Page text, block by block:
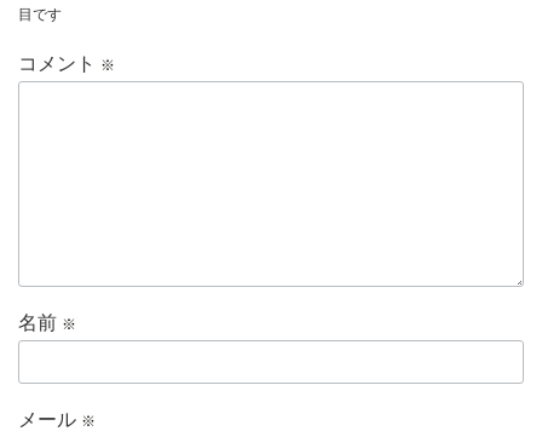
目です
コメント ※
名前 ※
メール ※